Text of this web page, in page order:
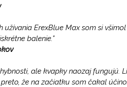
užívania ErexBlue Max som si
balenie.”
ale kvapky naozaj fungujú.
že na začiatku som čakal